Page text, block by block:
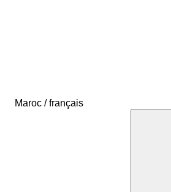
Maroc / français